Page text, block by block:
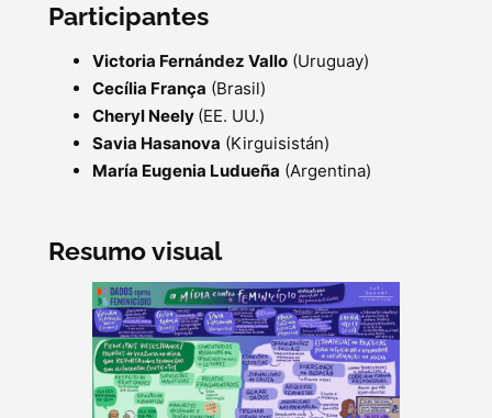
Participantes
Victoria Fernández Vallo(Uruguay)
Cecília França (Brasil)
Cheryl Neely (EE. UU.)
Savia Hasanova (Kirguisistán)
María Eugenia Ludueña (Argentina)
Resumo visual